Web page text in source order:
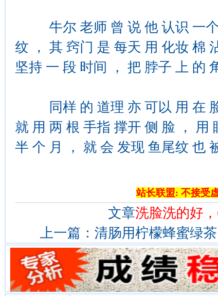
牛尔 老师 曾 说 他 认识 一个
纹 ， 其 窍门 是 每天 用 化妆 棉
坚持 一 段 时间 ， 把 脖子 上 的
同样 的 道理 亦 可以 用 在 脸
就 用 两 根 手指 撑开 侧 脸 ， 用
半 个 月 ， 就 会 发现 鱼尾纹 也
站长联盟: 不接受
文章洗脸洗的好
上一篇： 清肠用柠檬蜂蜜绿茶